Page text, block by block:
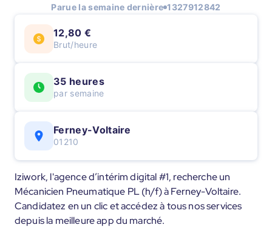
Parue la semaine dernière 1327912842
12,80 €
Brut/heure
35 heures
par semaine
Ferney-Voltaire
01210
Iziwork, l'agence d’intérim digital #1, recherche un
Mécanicien Pneumatique PL (h/f) à Ferney-Voltaire.
Candidatez en un clic et accédez à tous nos services
depuis la meilleure app du marché.